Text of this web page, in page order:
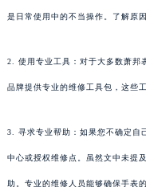
是日常使用中的不当操作。了解原
2. 使用专业工具：对于大多数萧邦
品牌提供专业的维修工具包，这些
3. 寻求专业帮助：如果您不确定自
中心或授权维修点。虽然文中未提
助。专业的维修人员能够确保手表